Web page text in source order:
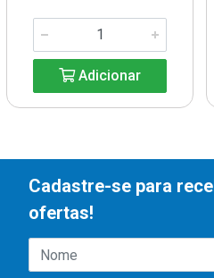
Adicionar
Cadastre-se para
ofertas!